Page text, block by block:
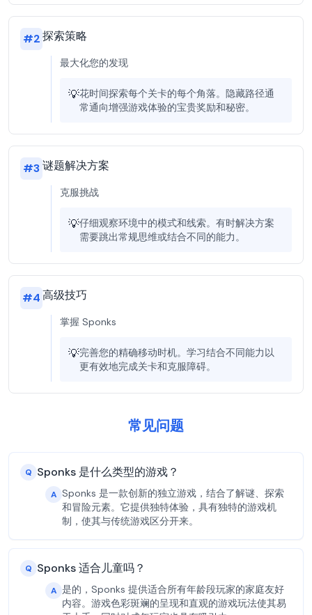
#2探索策略
最大化您的发现
💡花时间探索每个关卡的每个角落。隐藏路径通
常通向增强游戏体验的宝贵奖励和秘密。
#3谜题解决方案
克服挑战
💡仔细观察环境中的模式和线索。有时解决方案
需要跳出常规思维或结合不同的能力。
#4高级技巧
掌握 Sponks
💡完善您的精确移动时机。学习结合不同能力以
更有效地完成关卡和克服障碍。
常见问题
Q Sponks 是什么类型的游戏？
A Sponks 是一款创新的独立游戏，结合了解谜、探索
和冒险元素。它提供独特体验，具有独特的游戏机
制，使其与传统游戏区分开来。
Q Sponks 适合儿童吗？
A 是的，Sponks 提供适合所有年龄段玩家的家庭友好
内容。游戏色彩斑斓的呈现和直观的游戏玩法使其易